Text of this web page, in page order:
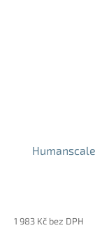
produktu
1 983 Kč bez DPH